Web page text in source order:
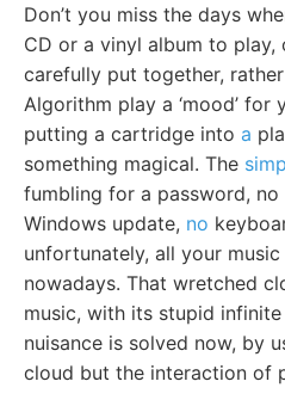
Don’t you miss the days
CD or a vinyl album to play,
carefully put together,
Algorithm play a ‘mood’
putting a cartridge into a
something magical. The
fumbling for a password,
Windows update, no
unfortunately, all your
nowadays. That wretched
music, with its stupid
nuisance is solved now, by
cloud but the interaction of